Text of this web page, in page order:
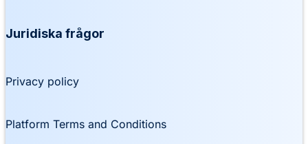
Juridiska frågor
Privacy policy
Platform Terms and Conditions